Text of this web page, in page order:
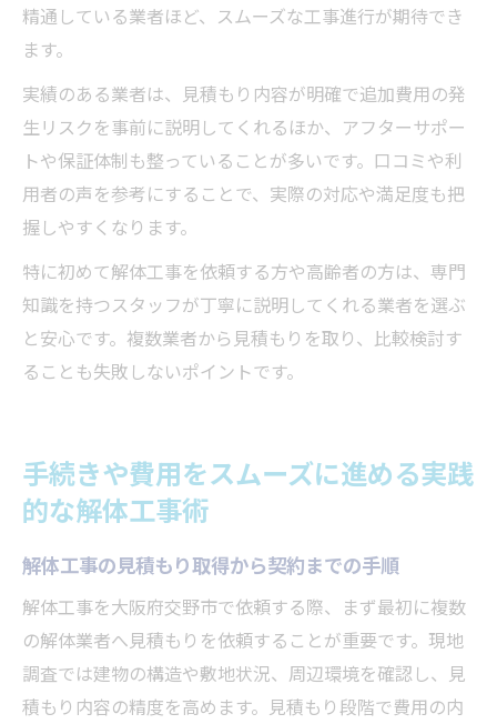
精通している業者ほど、スムーズな工事進行が期待でき
ます。
実績のある業者は、見積もり内容が明確で追加費用の発
生リスクを事前に説明してくれるほか、アフターサポー
トや保証体制も整っていることが多いです。口コミや利
用者の声を参考にすることで、実際の対応や満足度も把
握しやすくなります。
特に初めて解体工事を依頼する方や高齢者の方は、専門
知識を持つスタッフが丁寧に説明してくれる業者を選ぶ
と安心です。複数業者から見積もりを取り、比較検討す
ることも失敗しないポイントです。
手続きや費用をスムーズに進める実践
的な解体工事術
解体工事の見積もり取得から契約までの手順
解体工事を大阪府交野市で依頼する際、まず最初に複数
の解体業者へ見積もりを依頼することが重要です。現地
調査では建物の構造や敷地状況、周辺環境を確認し、見
積もり内容の精度を高めます。見積もり段階で費用の内